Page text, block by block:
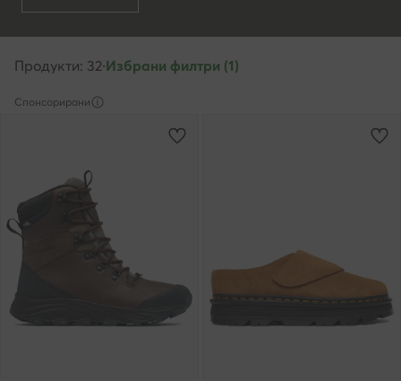
Продукти: 32·Избрани филтри (1)
Спонсорирани